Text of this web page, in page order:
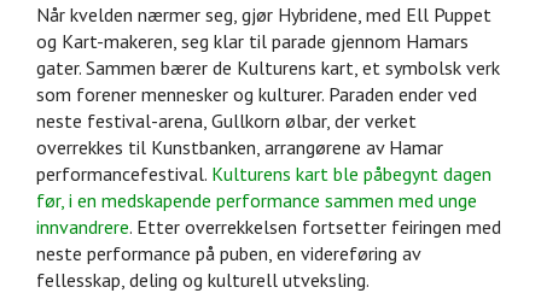
Når kvelden nærmer seg, gjør Hybridene, med Ell Puppet
og Kart-makeren, seg klar til parade gjennom Hamars
gater. Sammen bærer de Kulturens kart, et symbolsk verk
som forener mennesker og kulturer. Paraden ender ved
neste festival-arena, Gullkorn ølbar, der verket
overrekkes til Kunstbanken, arrangørene av Hamar
performancefestival. Kulturens kart ble påbegynt dagen
før, i en medskapende performance sammen med unge
innvandrere. Etter overrekkelsen fortsetter feiringen med
neste performance på puben, en videreføring av
fellesskap, deling og kulturell utveksling.